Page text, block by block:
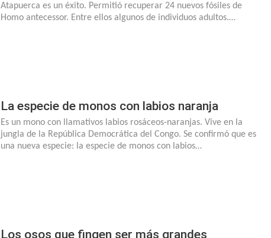
Atapuerca es un éxito. Permitió recuperar 24 nuevos fósiles de
Homo antecessor. Entre ellos algunos de individuos adultos.…
La especie de monos con labios naranja
Es un mono con llamativos labios rosáceos-naranjas. Vive en la
jungla de la República Democrática del Congo. Se confirmó que es
una nueva especie: la especie de monos con labios…
Los osos que fingen ser más grandes